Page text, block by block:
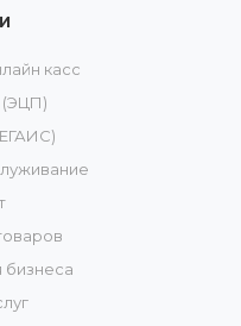
касс
(ЭЦП)
бизнеса